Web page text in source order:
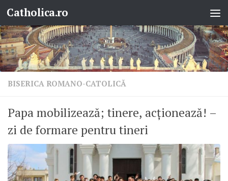
Skip to content
Catholica.ro
BISERICA ROMANO-CATOLICĂ
Papa mobilizează; tinere, acționează! –
zi de formare pentru tineri